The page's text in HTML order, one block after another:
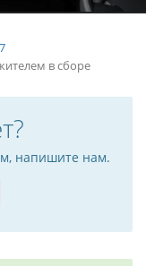
в сборе
напишите нам.